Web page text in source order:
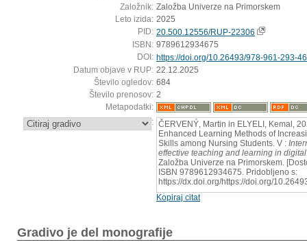
Založnik: Založba Univerze na Primorskem
Leto izida: 2025
PID: 20.500.12556/RUP-22306
ISBN: 9789612934675
DOI: https://doi.org/10.26493/978-961-293-
Datum objave v RUP: 22.12.2025
Število ogledov: 684
Število prenosov: 2
Metapodatki:
: ČERVENÝ, Martin in ELYELI, Kemal,
Enhanced Learning Methods of
Skills among Nursing Students. V :
effective teaching and learning in
Založba Univerze na Primorskem.
ISBN 9789612934675. Pridobljeno s:
https://dx.doi.org/https://doi.org/
Kopiraj citat
Gradivo je del monografije